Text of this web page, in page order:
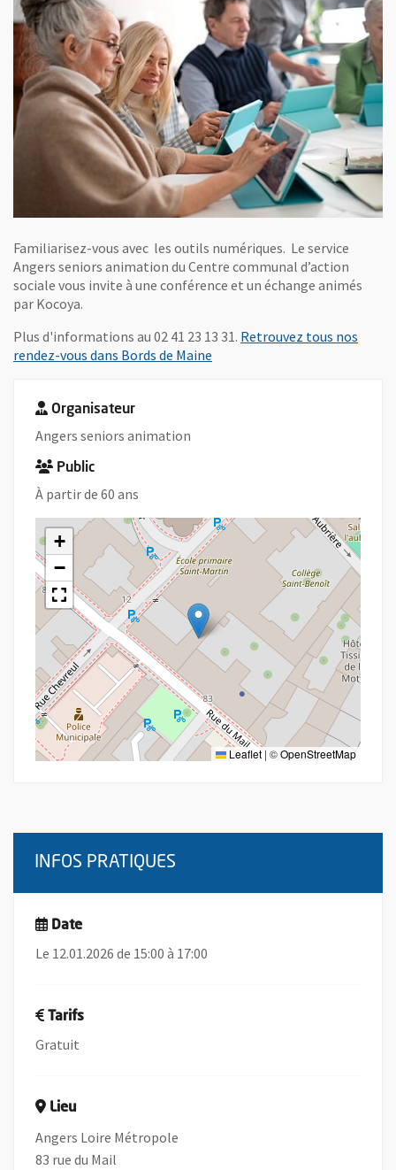
Familiarisez-vous avec les outils numériques. Le service
Angers seniors animation du Centre communal d’action
sociale vous invite à une conférence et un échange animés
par Kocoya.
Plus d'informations au 02 41 23 13 31. Retrouvez tous nos
rendez-vous dans Bords de Maine
Organisateur
Angers seniors animation
Public
À partir de 60 ans
+
−
Leaflet| ©OpenStreetMap
INFOS PRATIQUES
Date
Le 12.01.2026 de 15:00 à 17:00
Tarifs
Gratuit
Lieu
Angers Loire Métropole
83 rue du Mail